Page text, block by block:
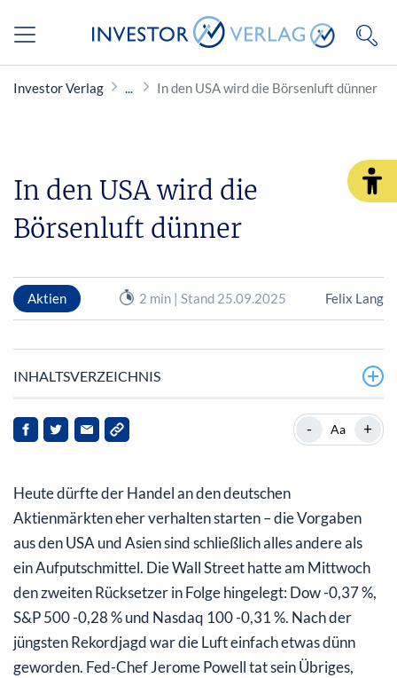
Investor Verlag In den USA wird die Börsenluft dünner
In den USA wird die
Börsenluft dünner
Aktien 2 min | Stand 25.09.2025 Felix Lang
INHALTSVERZEICHNIS
Unternehmensnachrichten / Einzelaktien
Fazit:
- Aa +
Heute dürfte der Handel an den deutschen
Aktienmärkten eher verhalten starten – die Vorgaben
aus den USA und Asien sind schließlich alles andere als
ein Aufputschmittel. Die Wall Street hatte am Mittwoch
den zweiten Rücksetzer in Folge hingelegt: Dow -0,37 %,
S&P 500 -0,28 % und Nasdaq 100 -0,31 %. Nach der
jüngsten Rekordjagd war die Luft einfach etwas dünn
geworden. Fed-Chef Jerome Powell tat sein Übriges,